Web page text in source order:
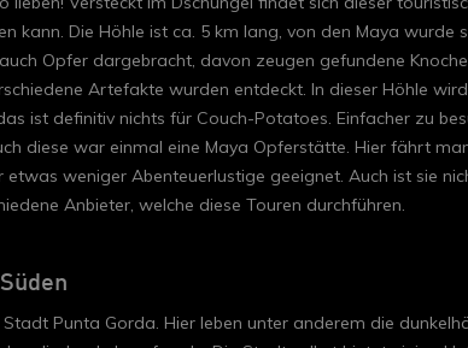
kann. Die Höhle ist ca. 5 km lang, von den Maya wurde
Opfer dargebracht, davon zeugen gefundene
Artefakte wurden entdeckt. In dieser Höhle
ist definitiv nichts für Couch-Potatoes. Einfacher zu
diese war einmal eine Maya Opferstätte. Hier fährt
etwas weniger Abenteuerlustige geeignet. Auch ist sie
Anbieter, welche diese Touren durchführen.
Punta Gorda. Hier leben unter anderem die